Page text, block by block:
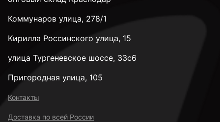
3,9 мм
4 мм
Коммунаров улица, 278/1
Кирилла Россинского улица, 15
улица Тургеневское шоссе, 33с6
Пригородная улица, 105
Контакты
Доставка по всей России